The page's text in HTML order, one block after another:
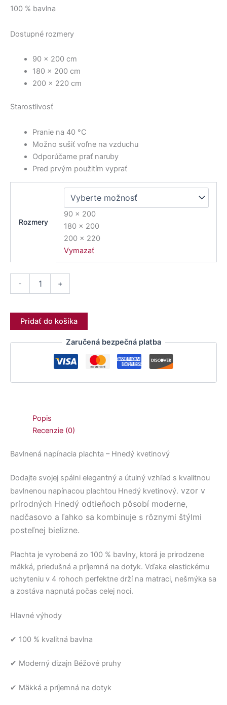
100 % bavlna
Dostupné rozmery
90 × 200 cm
180 × 200 cm
200 × 220 cm
Starostlivosť
Pranie na 40 °C
Možno sušiť voľne na vzduchu
Odporúčame prať naruby
Pred prvým použitím vyprať
Rozmery
90 x 200
180 x 200
200 x 220
Vymazať
- +
Pridať do košíka
Zaručená bezpečná platba
Popis
Recenzie (0)
Bavlnená napínacia plachta – Hnedý kvetinový
Dodajte svojej spálni elegantný a útulný vzhľad s kvalitnou
bavlnenou napínacou plachtou Hnedý kvetinový. vzor v
prírodných Hnedý odtieňoch pôsobí moderne,
nadčasovo a ľahko sa kombinuje s rôznymi štýlmi
posteľnej bielizne.
Plachta je vyrobená zo 100 % bavlny, ktorá je prirodzene
mäkká, priedušná a príjemná na dotyk. Vďaka elastickému
uchyteniu v 4 rohoch perfektne drží na matraci, nešmýka sa
a zostáva napnutá počas celej noci.
Hlavné výhody
✔ 100 % kvalitná bavlna
✔ Moderný dizajn Béžové pruhy
✔ Mäkká a príjemná na dotyk